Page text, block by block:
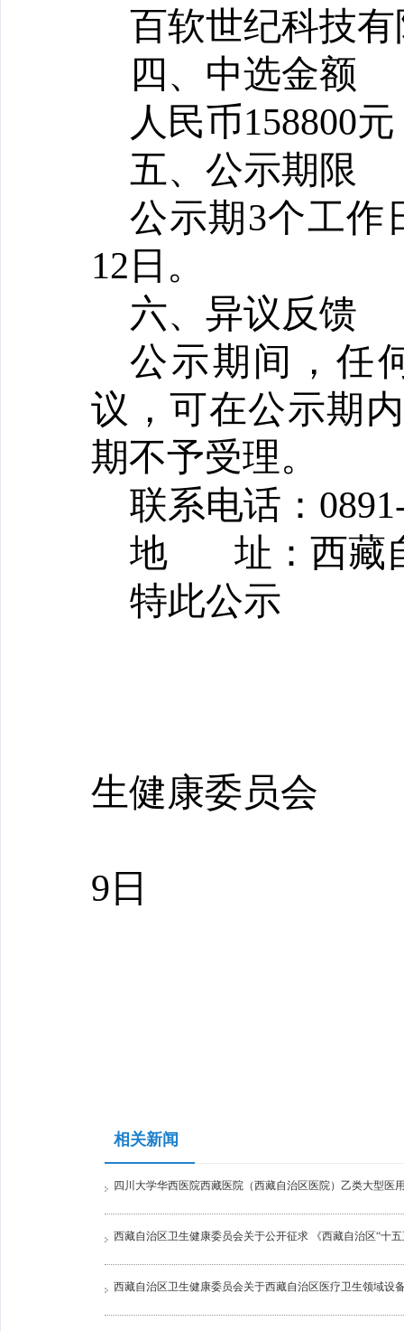
百软世纪科技
四、中选金额
人民币158800
五、公示期限
公示期 3个工作
12日。
六、异议反馈
公示期间，任
议，可在公示期
期不予受理。
联系电话：
地
址：西藏
特此公示
生健康委员会
9日
相关新闻
四川大学华西医院西藏医院（西藏自治区医院）乙类大型医
西藏自治区卫生健康委员会关于公开征求 《西藏自治区“十
西藏自治区卫生健康委员会关于西藏自治区医疗卫生领域设